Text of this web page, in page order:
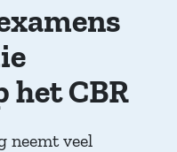
het CBR
neemt veel